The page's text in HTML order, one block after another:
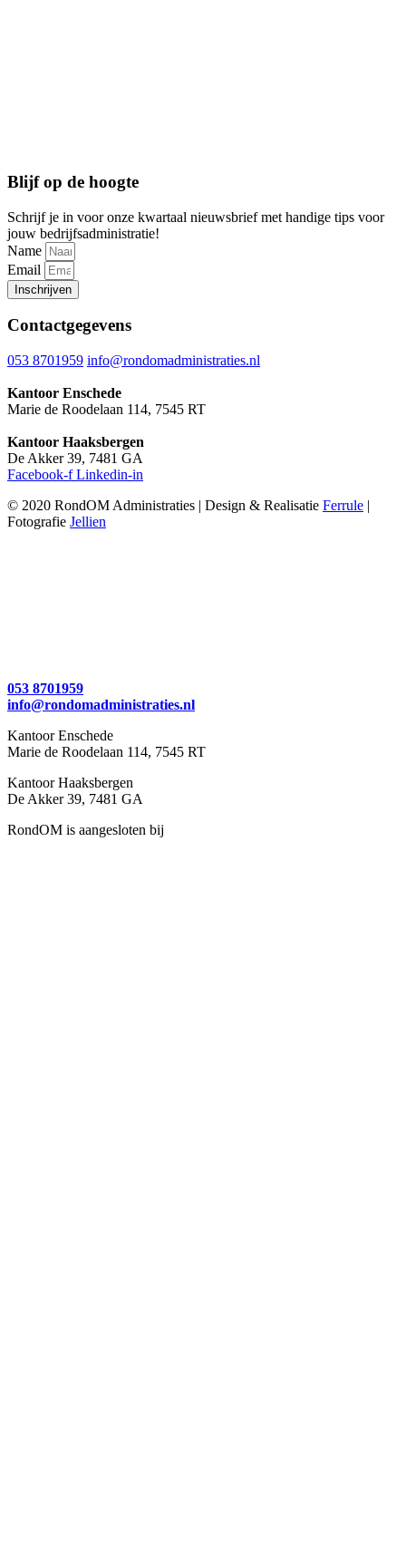
Blijf op de hoogte
Schrijf je in voor onze kwartaal nieuwsbrief met handige tips voor
jouw bedrijfsadministratie!
Name
Email
Inschrijven
Contactgegevens
053 8701959 info@rondomadministraties.nl
Kantoor Enschede
Marie de Roodelaan 114, 7545 RT
Kantoor Haaksbergen
De Akker 39, 7481 GA
Facebook-f Linkedin-in
© 2020 RondOM Administraties | Design & Realisatie Ferrule |
Fotografie Jellien
053 8701959
info@rondomadministraties.nl
Kantoor Enschede
Marie de Roodelaan 114, 7545 RT
Kantoor Haaksbergen
De Akker 39, 7481 GA
RondOM is aangesloten bij